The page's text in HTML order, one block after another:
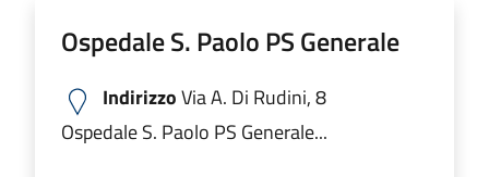
Ospedale S. Paolo PS Generale
IndirizzoVia A. Di Rudini, 8
Ospedale S. Paolo PS Generale...